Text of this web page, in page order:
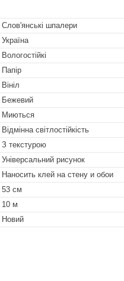
Слов'янські шпалери
Україна
Вологостійкі
Папір
Вініл
Бежевий
Миються
Відмінна світлостійкість
З текстурою
Універсальний рисунок
Наносить клей на стену и обои
53 см
10 м
Новий